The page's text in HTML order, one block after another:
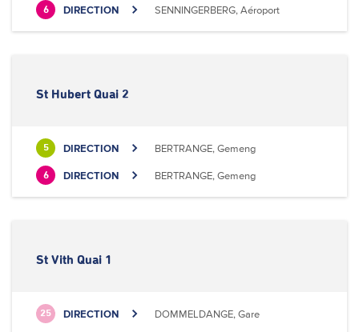
6 DIRECTION SENNINGERBERG, Aéroport
St Hubert Quai 2
5 DIRECTION BERTRANGE, Gemeng
6 DIRECTION BERTRANGE, Gemeng
St Vith Quai 1
25 DIRECTION DOMMELDANGE, Gare